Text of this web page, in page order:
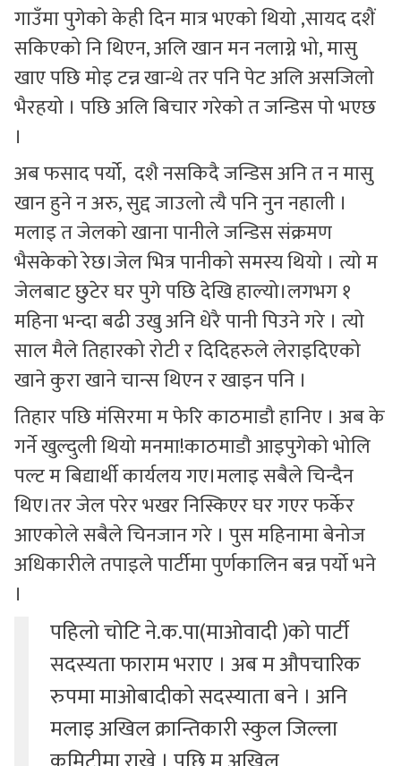
गाउँमा पुगेको केही दिन मात्र भएको थियो ,सायद दशैं
सकिएको नि थिएन, अलि खान मन नलाग्ने भो, मासु
खाए पछि मोइ टन्न खान्थे तर पनि पेट अलि असजिलो
भैरहयो । पछि अलि बिचार गरेको त जन्डिस पो भएछ
।
अब फसाद पर्यो, दशै नसकिदै जन्डिस अनि त न मासु
खान हुने न अरु, सुद्द जाउलो त्यै पनि नुन नहाली ।
मलाइ त जेलको खाना पानीले जन्डिस संक्रमण
भैसकेको रेछ।जेल भित्र पानीको समस्य थियो । त्यो म
जेलबाट छुटेर घर पुगे पछि देखि हाल्यो।लगभग १
महिना भन्दा बढी उखु अनि धेरै पानी पिउने गरे । त्यो
साल मैले तिहारको रोटी र दिदिहरुले लेराइदिएको
खाने कुरा खाने चान्स थिएन र खाइन पनि ।
तिहार पछि मंसिरमा म फेरि काठमाडौ हानिए । अब के
गर्ने खुल्दुली थियो मनमा!काठमाडौ आइपुगेको भोलि
पल्ट म बिद्यार्थी कार्यलय गए।मलाइ सबैले चिन्दैन
थिए।तर जेल परेर भखर निस्किएर घर गएर फर्केर
आएकोले सबैले चिनजान गरे । पुस महिनामा बेनोज
अधिकारीले तपाइले पार्टीमा पुर्णकालिन बन्न पर्यो भने
।
पहिलो चोटि ने.क.पा(माओवादी )को पार्टी
सदस्यता फाराम भराए । अब म औपचारिक
रुपमा माओबादीको सदस्याता बने । अनि
मलाइ अखिल क्रान्तिकारी स्कुल जिल्ला